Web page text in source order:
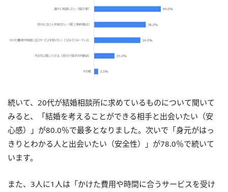
続いて、20代が結婚相談所に求めているものについて聞いて
みると、「結婚を考えることができる相手と出会いたい（安
心感）」が80.0％で最多となりました。次いで「身元がはっ
きりとわかる人と出会いたい（安全性）」が78.0％で続いて
います。
また、3人に1人は「かけた費用や時間に合うサービスを受け